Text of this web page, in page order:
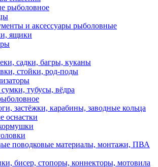
рыболовное
и аксессуары рыболовные
ящики
садки, багры, куканы
стойки, род-поды
тубусы, вёдра
застёжки, карабины, заводные кольца
оснастки
поводковые материалы, монтажи, ПВА
бисер, стопоры, коннекторы, мотовила